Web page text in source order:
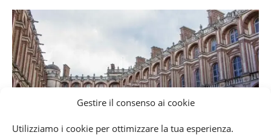
Gestire il consenso ai cookie
Utilizziamo i cookie per ottimizzare la tua esperienza.